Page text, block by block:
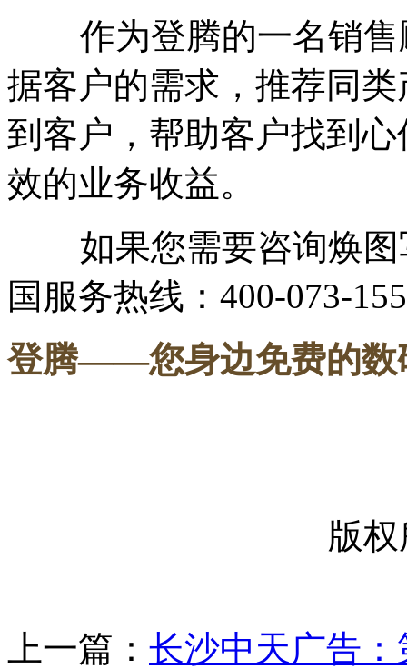
作为登腾的一名销售
据客户的需求，推荐同
到客户，帮助客户找到
效的业务收益。
如果您需要咨询焕图
国服务热线：400-073-
登腾——您身边免费的数
版
上一篇： 长沙中天广告